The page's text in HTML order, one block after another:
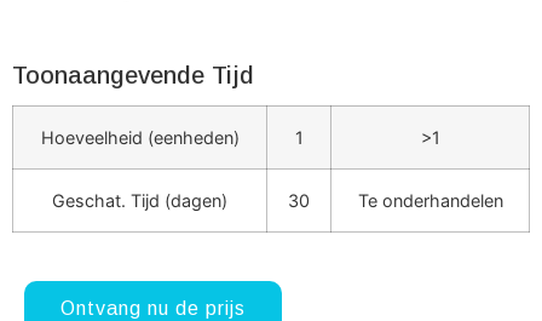
Toonaangevende Tijd
Hoeveelheid (eenheden) 1 >1
Geschat. Tijd (dagen) 30 Te onderhandelen
Ontvang nu de prijs